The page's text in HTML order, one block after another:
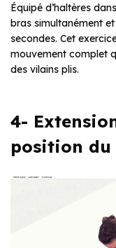
Équipé d’haltères
bras simultanément
secondes. Cet
mouvement complet
des vilains plis.
4-
position du